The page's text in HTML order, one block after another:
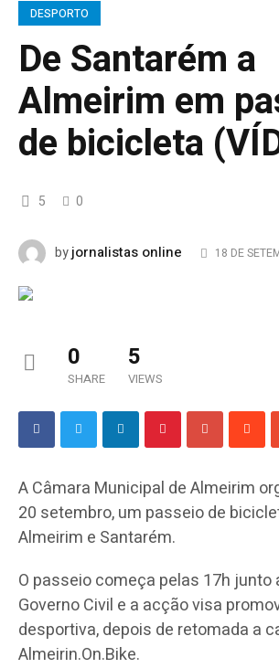
DESPORTO
De Santarém a
Almeirim em
de bicicleta
5 0
byjornalistas online 18 DE
0
SHARE
5
VIEWS
A Câmara Municipal de Almeirim
20 setembro, um passeio de
Almeirim e Santarém.
O passeio começa pelas 17h junto
Governo Civil e a acção visa
desportiva, depois de retomada a
Almeirin.On.Bike.